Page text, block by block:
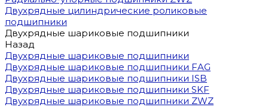
Двухрядные цилиндрические роликовые
подшипники
Двухрядные шариковые подшипники
Назад
Двухрядные шариковые подшипники
Двухрядные шариковые подшипники FAG
Двухрядные шариковые подшипники ISB
Двухрядные шариковые подшипники SKF
Двухрядные шариковые подшипники ZWZ